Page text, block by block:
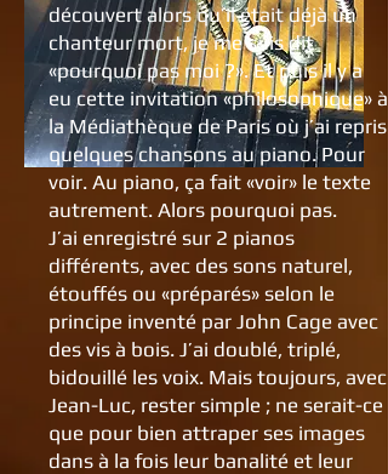
découvert alors qu’il était déjà un
chanteur mort, je me suis dit
«pourquoi pas moi ?». Et puis il y a
eu cette invitation «philosophique» à
la Médiathèque de Paris où j’ai repris
quelques chansons au piano. Pour
voir. Au piano, ça fait «voir» le texte
autrement. Alors pourquoi pas.
J’ai enregistré sur 2 pianos
différents, avec des sons naturel,
étouffés ou «préparés» selon le
principe inventé par John Cage avec
des vis à bois. J’ai doublé, triplé,
bidouillé les voix. Mais toujours, avec
Jean-Luc, rester simple ; ne serait-ce
que pour bien attraper ses images
dans à la fois leur banalité et leur